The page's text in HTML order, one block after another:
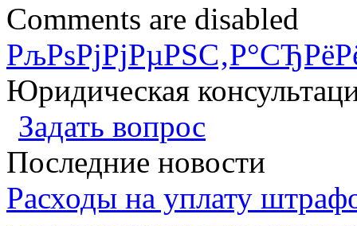
Comments are disabled
Юридическая
Задать вопрос
Последние новости
Расходы на уплату